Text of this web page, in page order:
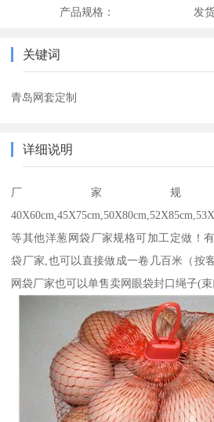
产品规格： 发
关键词
青岛网套定制
详细说明
厂家规
等其他洋葱网袋厂家规格可加工定做！
袋厂家,也可以直接做成一卷几百米（按
网袋厂家也可以单售卖网眼袋封口绳子(束